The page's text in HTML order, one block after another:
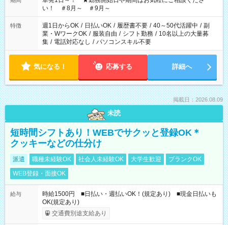
い！ ＃8月～ ＃9月～
特徴 週1日からOK / 日払いOK / 履歴書不要 / 40～50代活躍中 / 副
業・WワークOK / 服装自由 / シフト勤務 / 10名以上の大量募
集 / 電話対応なし / パソコンスキル不要
気になる！ 応募する 詳細へ
掲載日：2026.08.09
未読
短時間シフトあり！WEBでサクッと登録OK＊
クッキーなどの仕分け
派遣 職種未経験OK 社会人未経験OK 大学生歓迎
ブランクOK
WEB登録・面接OK
給与
時給1500円 ■日払い・週払いOK！(規定あり) ■現金日払いも
OK(規定あり)
交通費別途支給あり